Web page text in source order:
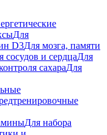
Для
D3Для мозга, памяти
сосудов и сердцаДля
сахараДля
Для набора